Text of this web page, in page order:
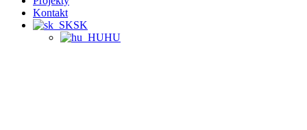
Kontakt
SK
HU